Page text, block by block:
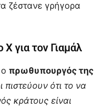
ζέστανε γρήγορα
για τον Γιαμάλ
πρωθυπουργός της
πιστεύουν ότι το να
κράτους είναι